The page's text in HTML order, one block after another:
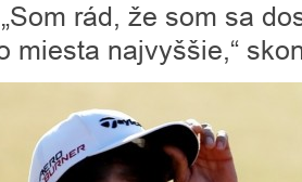
rád, že som sa
miesta najvyššie,“